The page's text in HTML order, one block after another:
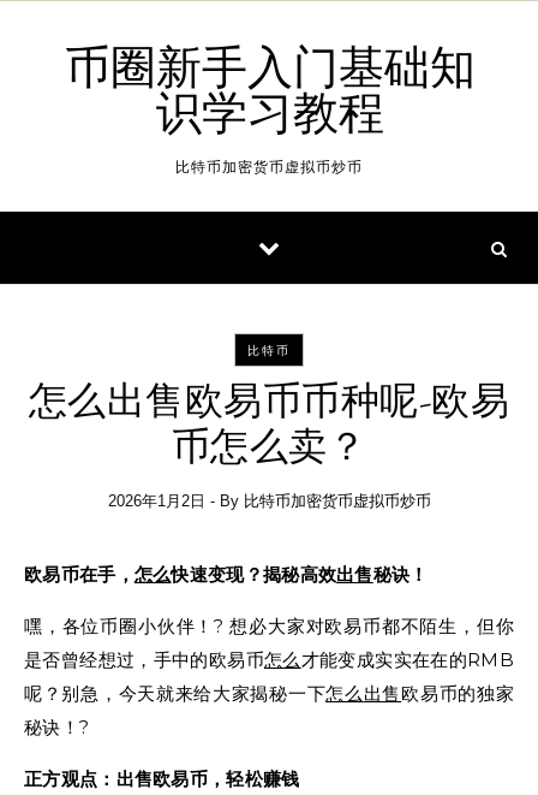
币圈新手入门基础知
识学习教程
比特币加密货币虚拟币炒币
比特币
怎么出售欧易币币种呢-欧易
币怎么卖？
2026年1月2日 - By 比特币加密货币虚拟币炒币
欧易币在手， 怎么快速变现？揭秘高效出售秘诀！
嘿，各位币圈小伙伴！? 想必大家对欧易币都不陌生，但你
是否曾经想过，手中的欧易币怎么才能变成实实在在的RMB
呢？别急，今天就来给大家揭秘一下怎么出售 欧易币的独家
秘诀！?
正方观点：出售欧易币，轻松赚钱